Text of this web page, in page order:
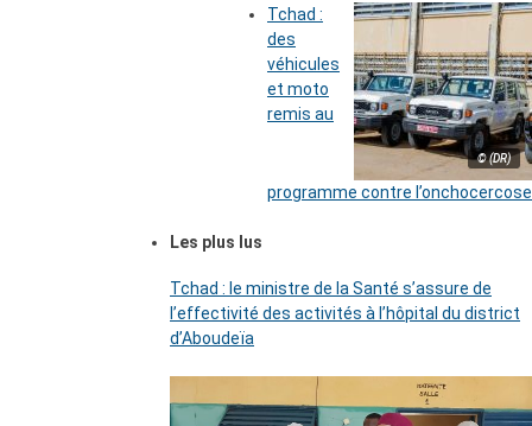
© (DR)
Tchad :
des
véhicules
et moto
remis au
programme contre l’onchocercose
Les plus lus
Tchad : le ministre de la Santé s’assure de
l’effectivité des activités à l’hôpital du district
d’Aboudeïa